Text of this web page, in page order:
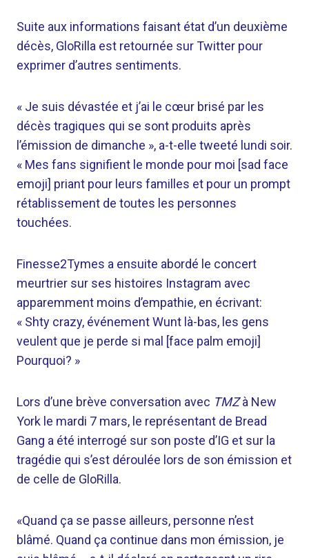
Suite aux informations faisant état d’un deuxième
décès, GloRilla est retournée sur Twitter pour
exprimer d’autres sentiments.
« Je suis dévastée et j’ai le cœur brisé par les
décès tragiques qui se sont produits après
l’émission de dimanche », a-t-elle tweeté lundi soir.
« Mes fans signifient le monde pour moi [sad face
emoji] priant pour leurs familles et pour un prompt
rétablissement de toutes les personnes
touchées.
Finesse2Tymes a ensuite abordé le concert
meurtrier sur ses histoires Instagram avec
apparemment moins d’empathie, en écrivant:
« Shty crazy, événement Wunt là-bas, les gens
veulent que je perde si mal [face palm emoji]
Pourquoi? »
Lors d’une brève conversation avec TMZà New
York le mardi 7 mars, le représentant de Bread
Gang a été interrogé sur son poste d’IG et sur la
tragédie qui s’est déroulée lors de son émission et
de celle de GloRilla.
«Quand ça se passe ailleurs, personne n’est
blâmé. Quand ça continue dans mon émission, je